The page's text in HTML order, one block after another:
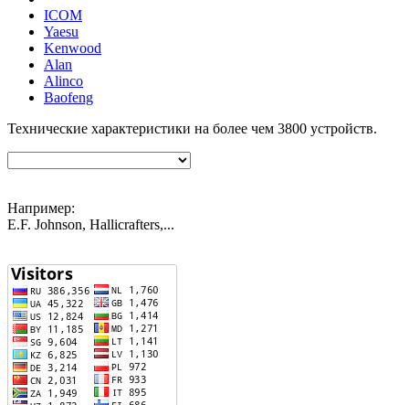
ICOM
Yaesu
Kenwood
Alan
Alinco
Baofeng
Технические характеристики на более чем 3800 устройств.
Например:
E.F. Johnson, Hallicrafters,...